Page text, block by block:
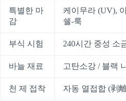
특별한 마
감
케이무라 (UV),
쉘-룩
부식 시험 240시간 중성 소
바늘 재료 고탄소강 / 블랙
천 제 접착 자동 열접합 (剥